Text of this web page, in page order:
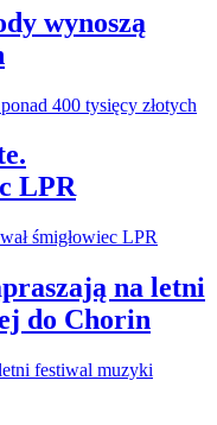
wynoszą
LPR
na letni
do Chorin